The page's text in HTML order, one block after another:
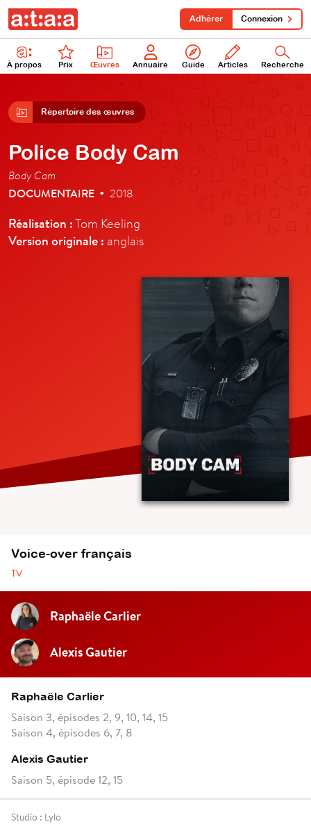
À propos Prix Œuvres Annuaire Guide Articles Recherche
Adhérer Connexion
Répertoire des œuvres
Police Body Cam
Body Cam
DOCUMENTAIRE • 2018
Réalisation :Tom Keeling
Version originale : anglais
Voice-over français
TV
Raphaële Carlier
Alexis Gautier
Raphaële Carlier
Saison 3, épisodes 2, 9, 10, 14, 15
Saison 4, épisodes 6, 7, 8
Alexis Gautier
Saison 5, épisode 12, 15
Studio : Lylo